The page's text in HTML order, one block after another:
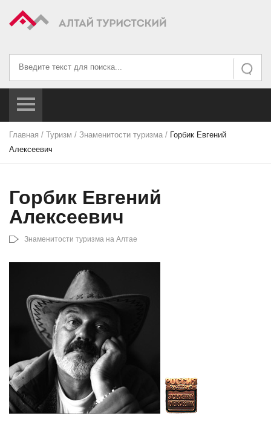
Искать
Искать...
Главная / Туризм / Знаменитости туризма / Горбик Евгений
Алексеевич
Горбик Евгений
Алексеевич
Знаменитости туризма на Алтае